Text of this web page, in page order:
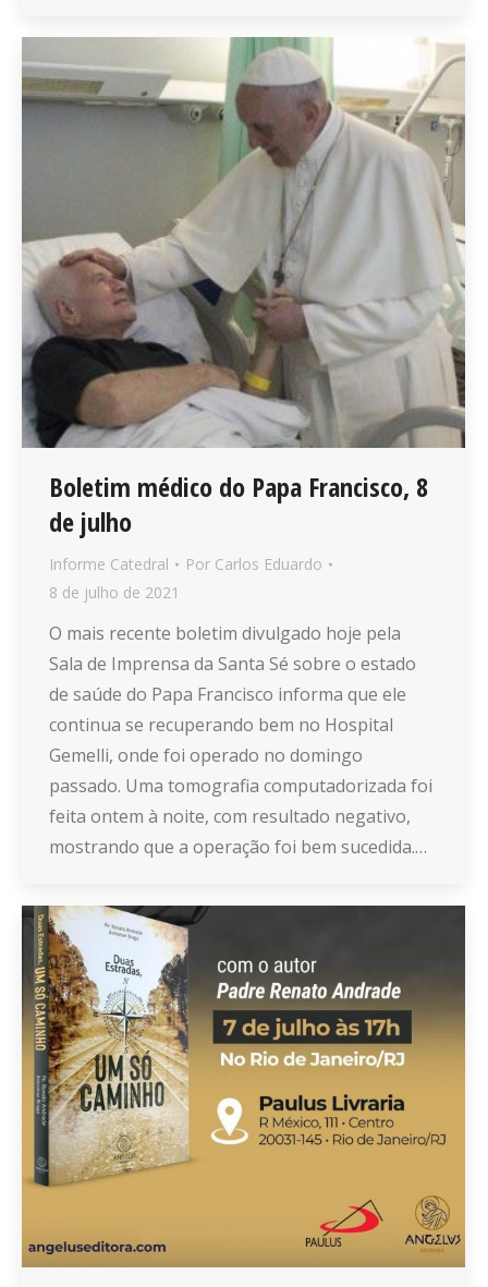
Boletim médico do Papa Francisco, 8
de julho
Informe Catedral Por Carlos Eduardo
8 de julho de 2021
O mais recente boletim divulgado hoje pela
Sala de Imprensa da Santa Sé sobre o estado
de saúde do Papa Francisco informa que ele
continua se recuperando bem no Hospital
Gemelli, onde foi operado no domingo
passado. Uma tomografia computadorizada foi
feita ontem à noite, com resultado negativo,
mostrando que a operação foi bem sucedida.…